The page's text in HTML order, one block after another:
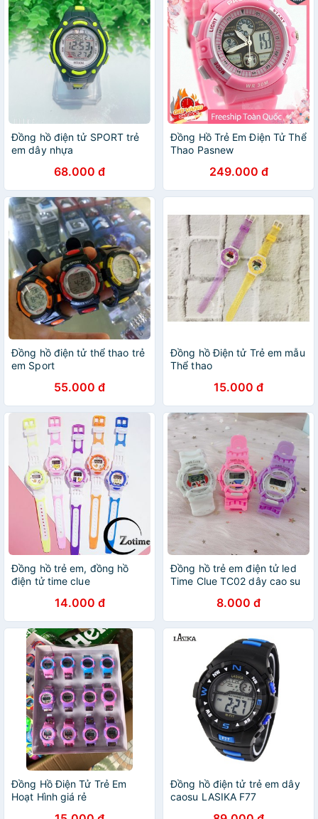
Đồng hồ điện tử SPORT trẻ
em dây nhựa
68.000 đ
Đồng Hồ Trẻ Em Điện Tử Thể
Thao Pasnew
249.000 đ
Đồng hồ điện tử thể thao trẻ
em Sport
55.000 đ
Đồng hồ Điện tử Trẻ em mẫu
Thể thao
15.000 đ
Đồng hồ trẻ em, đồng hồ
điện tử time clue
14.000 đ
Đồng hồ trẻ em điện tử led
Time Clue TC02 dây cao su
8.000 đ
Đồng Hồ Điện Tử Trẻ Em
Hoạt Hình giá rẻ
Đồng hồ điện tử trẻ em dây
caosu LASIKA F77